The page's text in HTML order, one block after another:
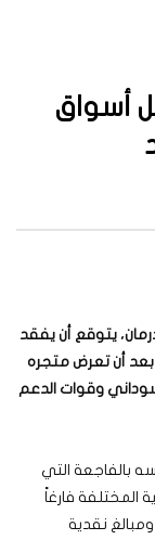
أسواق
يتوقع أن يفقد
معدودة بعد أن تعرض متجره
وقوات الدعم
بالفاجعة التي
المختلفة فارغاً
نقدية